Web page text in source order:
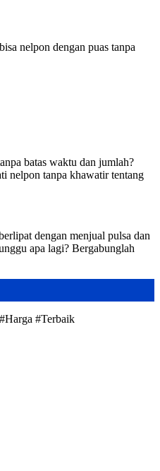
nelpon dengan puas tanpa
batas waktu dan jumlah?
nelpon tanpa khawatir tentang
dengan menjual pulsa dan
apa lagi? Bergabunglah
#Terbaik